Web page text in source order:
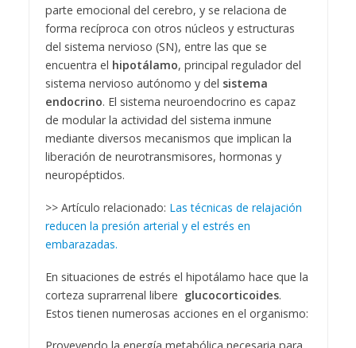
parte emocional del cerebro, y se relaciona de
forma recíproca con otros núcleos y estructuras
del sistema nervioso (SN), entre las que se
encuentra el hipotálamo, principal regulador del
sistema nervioso autónomo y del sistema
endocrino. El sistema neuroendocrino es capaz
de modular la actividad del sistema inmune
mediante diversos mecanismos que implican la
liberación de neurotransmisores, hormonas y
neuropéptidos.
>> Artículo relacionado: Las técnicas de relajación
reducen la presión arterial y el estrés en
embarazadas.
En situaciones de estrés el hipotálamo hace que la
corteza suprarrenal libere glucocorticoides.
Estos tienen numerosas acciones en el organismo: